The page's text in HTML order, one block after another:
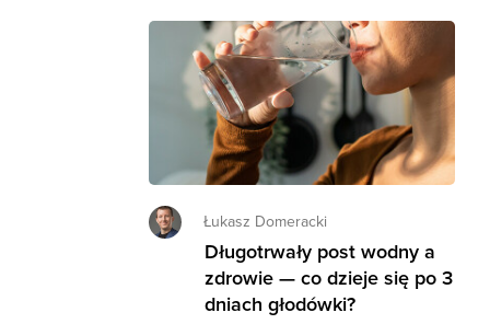
Łukasz Domeracki
Długotrwały post wodny a
zdrowie — co dzieje się po 3
dniach głodówki?